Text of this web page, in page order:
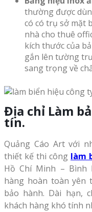
thường được
có có trụ sở mặt
nhà cho thuê
kích thước của
gắn lên tường
sang trọng về
Địa chỉ Làm
tín.
Quảng Cáo Art với
thiết kế thi công làm
Hồ Chí Minh – Bình
hàng hoàn toàn yên
bảo hành. Dài hạn,
khách hàng khó tính